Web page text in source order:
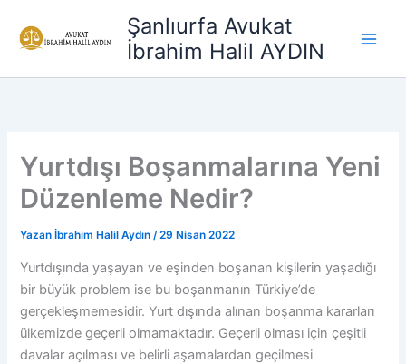
atla
Şanlıurfa Avukat
İbrahim Halil AYDIN
Yurtdışı Boşanmalarına Yeni
Düzenleme Nedir?
Yazan İbrahim Halil Aydın/29 Nisan 2022
Yurtdışında yaşayan ve eşinden boşanan kişilerin yaşadığı
bir büyük problem ise bu boşanmanın Türkiye’de
gerçekleşmemesidir. Yurt dışında alınan boşanma kararları
ülkemizde geçerli olmamaktadır. Geçerli olması için çeşitli
davalar açılması ve belirli aşamalardan geçilmesi